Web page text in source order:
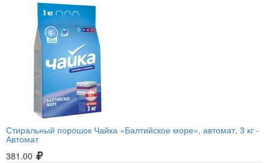
Стиральный порошок Чайка «Балтийское море», автомат, 3 кг -
Автомат
381.00